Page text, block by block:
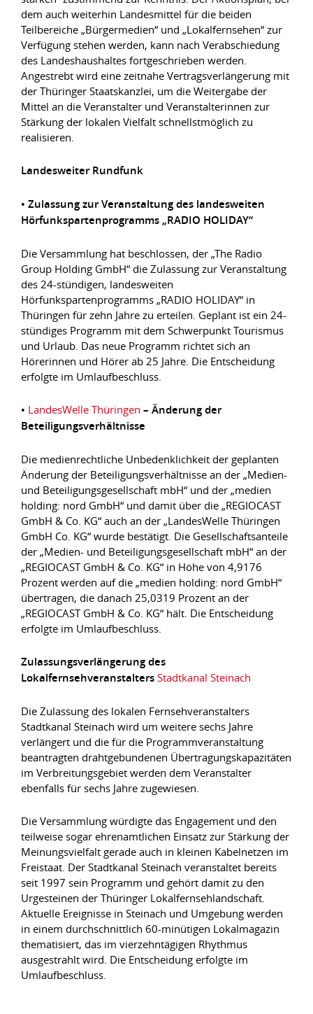
dem auch weiterhin Landesmittel für die beiden
Teilbereiche „Bürgermedien“ und „Lokalfernsehen“ zur
Verfügung stehen werden, kann nach Verabschiedung
des Landeshaushaltes fortgeschrieben werden.
Angestrebt wird eine zeitnahe Vertragsverlängerung mit
der Thüringer Staatskanzlei, um die Weitergabe der
Mittel an die Veranstalter und Veranstalterinnen zur
Stärkung der lokalen Vielfalt schnellstmöglich zu
realisieren.
Landesweiter Rundfunk
• Zulassung zur Veranstaltung des landesweiten
Hörfunkspartenprogramms „RADIO HOLIDAY“
Die Versammlung hat beschlossen, der „The Radio
Group Holding GmbH“ die Zulassung zur Veranstaltung
des 24-stündigen, landesweiten
Hörfunkspartenprogramms „RADIO HOLIDAY“ in
Thüringen für zehn Jahre zu erteilen. Geplant ist ein 24-
stündiges Programm mit dem Schwerpunkt Tourismus
und Urlaub. Das neue Programm richtet sich an
Hörerinnen und Hörer ab 25 Jahre. Die Entscheidung
erfolgte im Umlaufbeschluss.
• LandesWelle Thüringen – Änderung der
Beteiligungsverhältnisse
Die medienrechtliche Unbedenklichkeit der geplanten
Änderung der Beteiligungsverhältnisse an der „Medien-
und Beteiligungsgesellschaft mbH“ und der „medien
holding: nord GmbH“ und damit über die „REGIOCAST
GmbH & Co. KG“ auch an der „LandesWelle Thüringen
GmbH Co. KG“ wurde bestätigt. Die Gesellschaftsanteile
der „Medien- und Beteiligungsgesellschaft mbH“ an der
„REGIOCAST GmbH & Co. KG“ in Höhe von 4,9176
Prozent werden auf die „medien holding: nord GmbH“
übertragen, die danach 25,0319 Prozent an der
„REGIOCAST GmbH & Co. KG“ hält. Die Entscheidung
erfolgte im Umlaufbeschluss.
Zulassungsverlängerung des
Lokalfernsehveranstalters Stadtkanal Steinach
Die Zulassung des lokalen Fernsehveranstalters
Stadtkanal Steinach wird um weitere sechs Jahre
verlängert und die für die Programmveranstaltung
beantragten drahtgebundenen Übertragungskapazitäten
im Verbreitungsgebiet werden dem Veranstalter
ebenfalls für sechs Jahre zugewiesen.
Die Versammlung würdigte das Engagement und den
teilweise sogar ehrenamtlichen Einsatz zur Stärkung der
Meinungsvielfalt gerade auch in kleinen Kabelnetzen im
Freistaat. Der Stadtkanal Steinach veranstaltet bereits
seit 1997 sein Programm und gehört damit zu den
Urgesteinen der Thüringer Lokalfernsehlandschaft.
Aktuelle Ereignisse in Steinach und Umgebung werden
in einem durchschnittlich 60-minütigen Lokalmagazin
thematisiert, das im vierzehntägigen Rhythmus
ausgestrahlt wird. Die Entscheidung erfolgte im
Umlaufbeschluss.